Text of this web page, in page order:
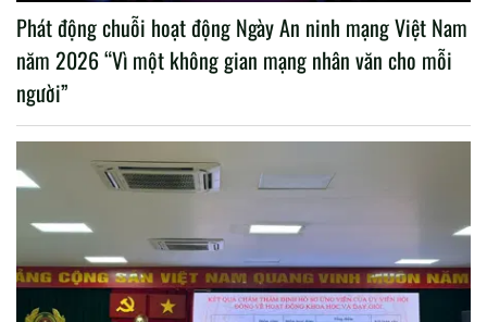
Phát động chuỗi hoạt động Ngày An ninh mạng Việt Nam
năm 2026 “Vì một không gian mạng nhân văn cho mỗi
người”